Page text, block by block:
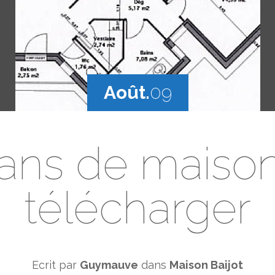
Août.09
de
télécharger
Ecrit par Guymauve dans Maison Baijot